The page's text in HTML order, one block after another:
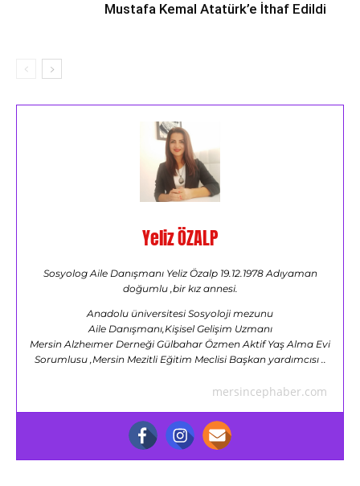
Mustafa Kemal Atatürk’e İthaf Edildi
Yeliz ÖZALP
Sosyolog Aile Danışmanı Yeliz Özalp 19.12.1978 Adıyaman
doğumlu ,bir kız annesi.
Anadolu üniversitesi Sosyoloji mezunu
Aile Danışmanı,Kişisel Gelişim Uzmanı
Mersin Alzheımer Derneği Gülbahar Özmen Aktif Yaş Alma Evi
Sorumlusu ,Mersin Mezitli Eğitim Meclisi Başkan yardımcısı ..
mersincephaber.com